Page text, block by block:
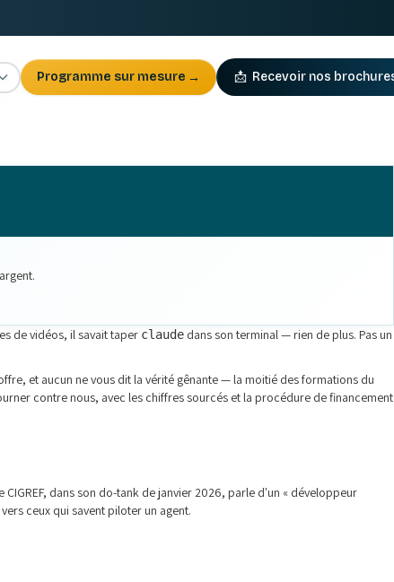
Programme sur mesure → 📩 Recevoir nos
de vidéos, il savait taper claude dans son terminal — rien de plus. Pas un
et aucun ne vous dit la vérité gênante — la moitié des formations du
contre nous, avec les chiffres sourcés et la procédure de financement
dans son do-tank de janvier 2026, parle d'un « développeur
ceux qui savent piloter un agent.